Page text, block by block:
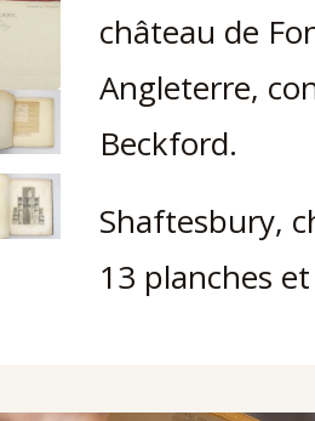
château de
Angleterre,
Beckford.
Shaftesbury,
13 planches